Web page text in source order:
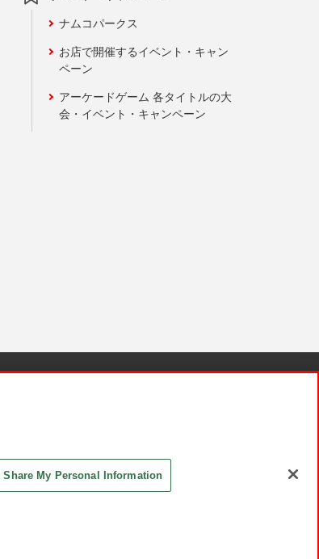
ナムコパークス
お店で開催するイベント・キャン
ペーン
アーケードゲーム 各タイトルの大
会・イベント・キャンペーン
Share My Personal Information